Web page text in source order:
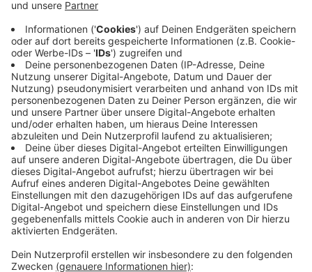
Das Rezept: "Brathering"
Anzeige
Zutaten für den Brathering:
8 küchenfertige grüne Heringe
1 Zitrone
6 EL Mehl
6 EL Sonnenblumenöl
Zutaten für die Marinade:
3 Zwiebeln
250ml weißer Balsamico Essig